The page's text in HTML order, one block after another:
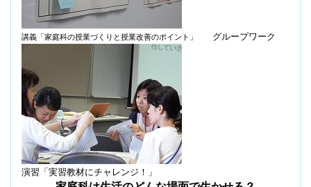
講義「家庭科の授業づくりと授業改善のポイント」 グループワーク
演習「実習教材にチャレンジ！」